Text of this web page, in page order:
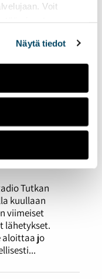
Voit
Näytä tiedot
lähetyksissä
ystäväpäivä
yksi suurin
päättää
Tutkan
kuullaan
viimeiset
lähetykset.
aloittaa jo